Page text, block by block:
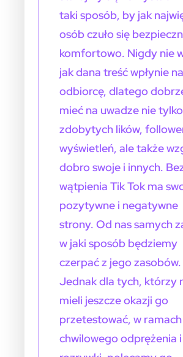
taki sposób, by jak
osób czuło się
komfortowo. Nigdy nie
jak dana treść wpłynie na
odbiorcę, dlatego
mieć na uwadze nie
zdobytych lików,
wyświetleń, ale także
dobro swoje i innych.
wątpienia Tik Tok ma
pozytywne i negatywne
strony. Od nas samych
w jaki sposób będziemy
czerpać z jego zasobów.
Jednak dla tych, którzy
mieli jeszcze okazji go
przetestować, w ramach
chwilowego odprężenia i